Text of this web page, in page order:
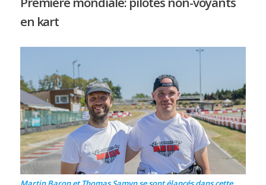
en kart